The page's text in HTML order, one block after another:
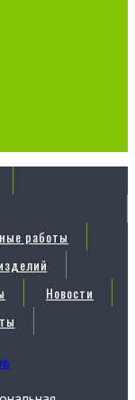
работы
Новости